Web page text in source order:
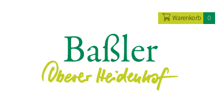
Warenkorb 0